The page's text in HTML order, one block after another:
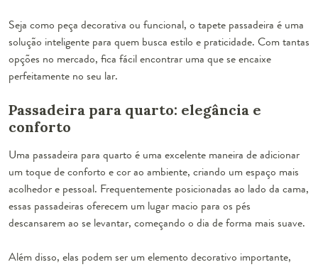
Seja como peça decorativa ou funcional, o tapete passadeira é uma
solução inteligente para quem busca estilo e praticidade. Com tantas
opções no mercado, fica fácil encontrar uma que se encaixe
perfeitamente no seu lar.
Passadeira para quarto: elegância e
conforto
Uma passadeira para quarto é uma excelente maneira de adicionar
um toque de conforto e cor ao ambiente, criando um espaço mais
acolhedor e pessoal. Frequentemente posicionadas ao lado da cama,
essas passadeiras oferecem um lugar macio para os pés
descansarem ao se levantar, começando o dia de forma mais suave.
Além disso, elas podem ser um elemento decorativo importante,